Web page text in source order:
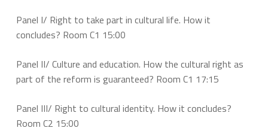
Panel I/ Right to take part in cultural life. How it
concludes? Room C1 15:00
Panel II/ Culture and education. How the cultural right as
part of the reform is guaranteed? Room C1 17:15
Panel III/ Right to cultural identity. How it concludes?
Room C2 15:00